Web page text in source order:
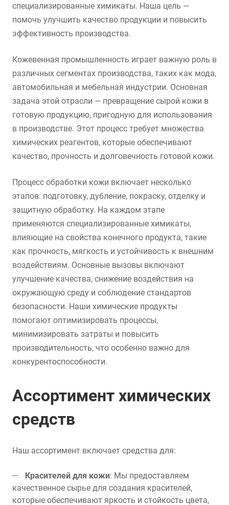
специализированные химикаты. Наша цель —
помочь улучшить качество продукции и повысить
эффективность производства.
Кожевенная промышленность играет важную роль в
различных сегментах производства, таких как мода,
автомобильная и мебельная индустрии. Основная
задача этой отрасли — превращение сырой кожи в
готовую продукцию, пригодную для использования
в производстве. Этот процесс требует множества
химических реагентов, которые обеспечивают
качество, прочность и долговечность готовой кожи.
Процесс обработки кожи включает несколько
этапов: подготовку, дубление, покраску, отделку и
защитную обработку. На каждом этапе
применяются специализированные химикаты,
влияющие на свойства конечного продукта, такие
как прочность, мягкость и устойчивость к внешним
воздействиям. Основные вызовы включают
улучшение качества, снижение воздействия на
окружающую среду и соблюдение стандартов
безопасности. Наши химические продукты
помогают оптимизировать процессы,
минимизировать затраты и повысить
производительность, что особенно важно для
конкурентоспособности.
Ассортимент химических
средств
Наш ассортимент включает средства для:
Красителей для кожи: Мы предоставляем
качественное сырье для создания красителей,
которые обеспечивают яркость и стойкость цвета,